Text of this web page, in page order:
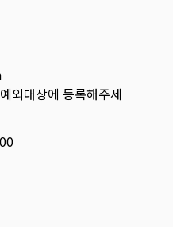
외대상에 등록해주세